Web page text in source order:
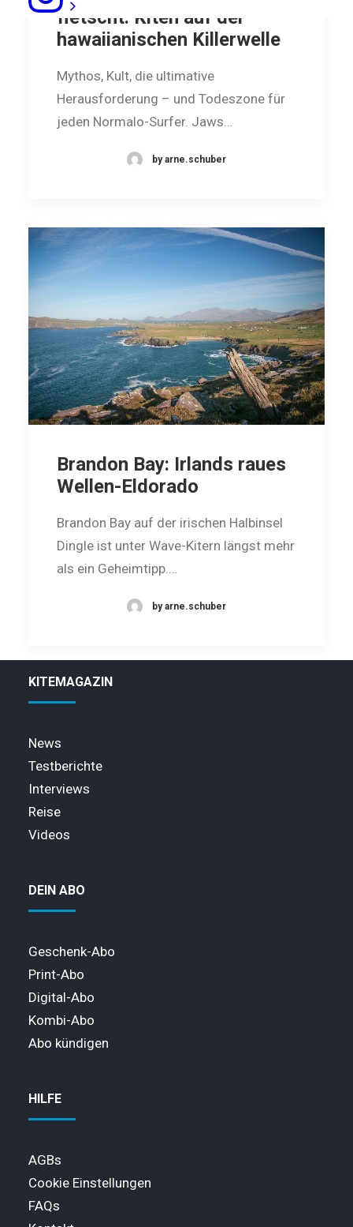
fletscht: Kiten auf der
hawaiianischen Killerwelle
Mythos, Kult, die ultimative
Herausforderung – und Todeszone für
jeden Normalo-Surfer. Jaws…
by arne.schuber
Brandon Bay: Irlands raues
Wellen-Eldorado
Brandon Bay auf der irischen Halbinsel
Dingle ist unter Wave-Kitern längst mehr
als ein Geheimtipp.…
by arne.schuber
KITEMAGAZIN
News
Testberichte
Interviews
Reise
Videos
DEIN ABO
Geschenk-Abo
Print-Abo
Digital-Abo
Kombi-Abo
Abo kündigen
HILFE
AGBs
Cookie Einstellungen
FAQs